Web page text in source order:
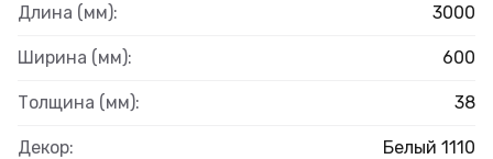
Длина (мм): 3000
Ширина (мм): 600
Толщина (мм): 38
Декор: Белый 1110